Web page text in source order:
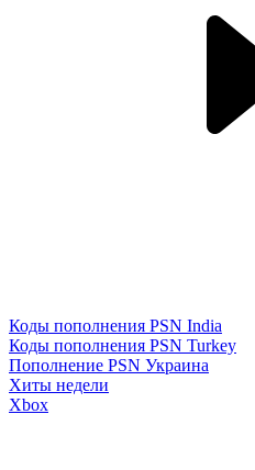
Коды пополнения PSN India
Коды пополнения PSN Turkey
Пополнение PSN Украина
Хиты недели
Xbox